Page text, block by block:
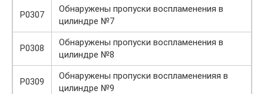
P0307
Обнаружены пропуски воспламенения в
цилиндре №7
P0308
Обнаружены пропуски воспламенения в
цилиндре №8
P0309
Обнаружены пропуски воспламененияя в
цилиндре №9